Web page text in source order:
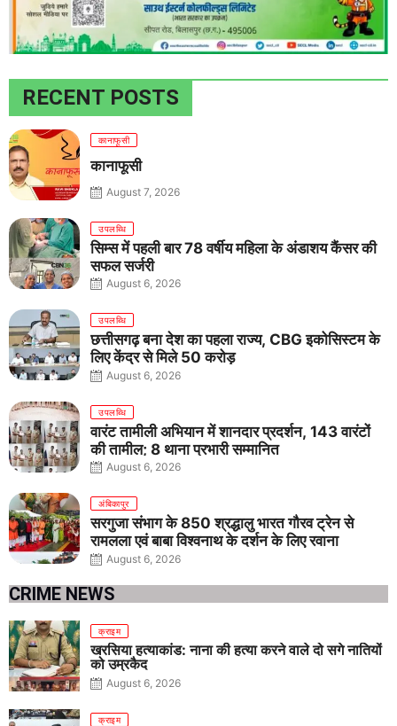
RECENT POSTS
कानाफूसी
कानाफूसी
August 7, 2026
उपलब्धि
सिम्स में पहली बार 78 वर्षीय महिला के अंडाशय कैंसर की
सफल सर्जरी
August 6, 2026
उपलब्धि
छत्तीसगढ़ बना देश का पहला राज्य, CBG इकोसिस्टम के
लिए केंद्र से मिले 50 करोड़
August 6, 2026
उपलब्धि
वारंट तामीली अभियान में शानदार प्रदर्शन, 143 वारंटों
की तामील; 8 थाना प्रभारी सम्मानित
August 6, 2026
अंबिकापुर
सरगुजा संभाग के 850 श्रद्धालु भारत गौरव ट्रेन से
रामलला एवं बाबा विश्वनाथ के दर्शन के लिए रवाना
August 6, 2026
CRIME NEWS
क्राइम
खरसिया हत्याकांड: नाना की हत्या करने वाले दो सगे नातियों
को उम्रकैद
August 6, 2026
क्राइम